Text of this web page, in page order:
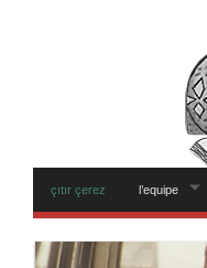
çıtır çerez l’equipe